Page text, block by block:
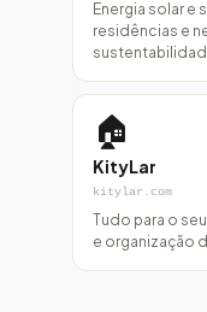
Energia solar e
residências e
🏠
KityLar
kitylar.com
Tudo para o
e organização